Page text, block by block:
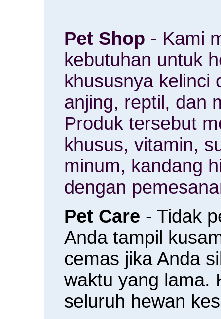
Pet Shop - Kami
kebutuhan untuk
khususnya kelinci
anjing, reptil, dan
Produk tersebut
khusus, vitamin,
minum, kandang
dengan
Pet Care - Tidak
Anda tampil
cemas jika Anda
waktu yang lama.
seluruh hewan